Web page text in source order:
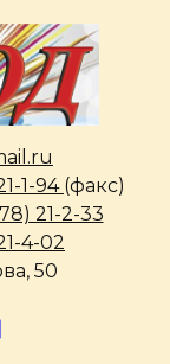
1-94 (факс)
21-2-33
4-02
50